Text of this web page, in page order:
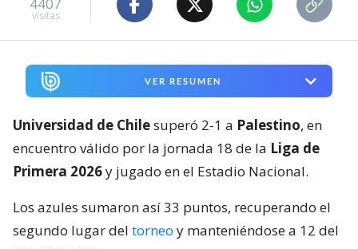
El ’Cacique’ no afloja: Colo Colo
remonta ante La Calera y mantiene
El local se mostró superior desde el pitazo inicial y,
antes del tercer minuto, ya había obligado al
intervenciones.